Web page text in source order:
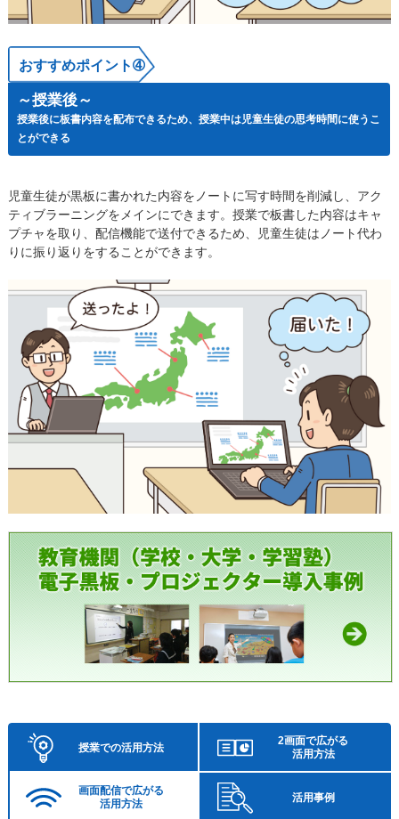
おすすめポイント➃
～授業後～
​授業後に板書内容を配布できるため、授業中は児童生徒の思考時間に使うこ
とができる
児童生徒が黒板に書かれた内容をノートに写す時間を削減し、アク
ティブラーニングをメインにできます。​授業で板書した内容はキャ
プチャを取り、配信機能で送付できるため、​児童生徒はノート代わ
りに振り返りをすることができます。​
授業での活用方法
2画面で広がる
活用方法
画面配信で広がる
活用方法
活用事例